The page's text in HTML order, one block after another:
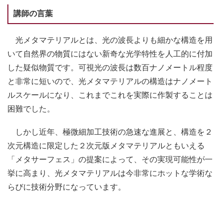
講師の言葉
光メタマテリアルとは、光の波長よりも細かな構造を用
いて自然界の物質にはない新奇な光学特性を人工的に付加
した疑似物質です。可視光の波長は数百ナノメートル程度
と非常に短いので、光メタマテリアルの構造はナノメート
ルスケールになり、これまでこれを実際に作製することは
困難でした。
しかし近年、極微細加工技術の急速な進展と、構造を２
次元構造に限定した２次元版メタマテリアルともいえる
「メタサーフェス」の提案によって、その実現可能性が一
挙に高まり、光メタマテリアルは今非常にホットな学術な
らびに技術分野になっています。